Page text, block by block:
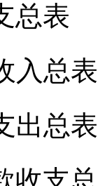
总表
入总表
出总表